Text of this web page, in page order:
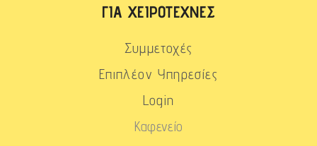
ΓΙΑ ΧΕΙΡΟΤΈΧΝΕΣ
Συμμετοχές
Επιπλέον Υπηρεσίες
Login
Καφενείο